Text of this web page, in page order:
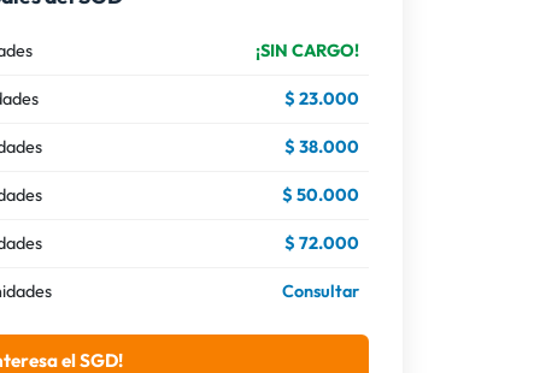
¡SIN CARGO!
$ 23.000
$ 38.000
$ 50.000
$ 72.000
Consultar
el SGD!